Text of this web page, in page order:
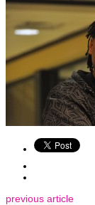
previous article